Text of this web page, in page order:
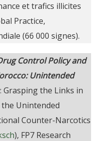
et trafics illicites
Practice,
(66 000 signes).
Control Policy and
Unintended
: Grasping the Links in
Unintended
Counter-Narcotics
), FP7 Research